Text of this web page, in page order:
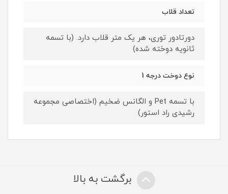
تعداد قلاب
دورتادور توری، هر یک متر قلاب دارد. (با تسمه
ثانویه دوخته شده)
نوع دوخت درجه 1
با تسمه Pet و الگانس ضخیم (اختصاصی مجموعه
رشیدی راد استور)
برگشت به بالا